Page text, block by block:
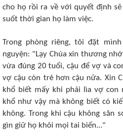
cho họ rồi ra về với quyết định
suốt thời gian họ làm việc.
Trong phòng riêng, tôi đặt
nguyện: "Lạy Chúa xin thương
vừa đúng 20 tuổi, cậu để vợ và
vợ cậu còn trẻ hơn cậu nữa. Xin
khổ biết mấy khi phải lìa vợ con
khổ như vậy mà không biết có
không. Trong khi cậu không săn
gìn giữ họ khỏi mọi tai biến..."